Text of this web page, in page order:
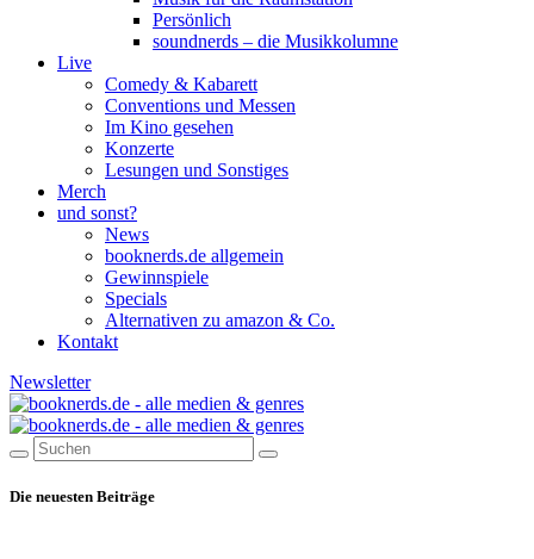
Persönlich
soundnerds – die Musikkolumne
Live
Comedy & Kabarett
Conventions und Messen
Im Kino gesehen
Konzerte
Lesungen und Sonstiges
Merch
und sonst?
News
booknerds.de allgemein
Gewinnspiele
Specials
Alternativen zu amazon & Co.
Kontakt
Newsletter
Die neuesten Beiträge